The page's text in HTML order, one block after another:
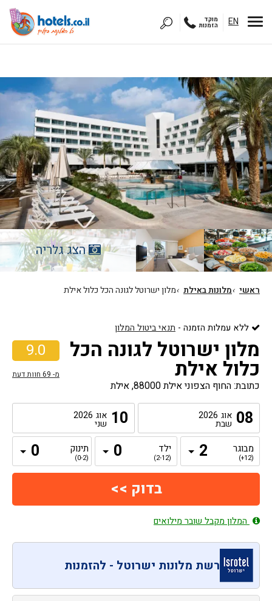
EN מוקד
הזמנות
הצג גלריה
ראשי ›מלונות באילת ›מלון ישרוטל לגונה הכל כלול אילת
ללא עמלות הזמנה - תנאי ביטול המלון
9.0
מ- 69 חוות דעת
מלון ישרוטל לגונה הכל
כלול אילת
כתובת: החוף הצפוני אילת 88000, אילת
08 אוג 2026
שבת 10 אוג 2026
שני
מבוגר
(12+)
ילד
(2-12)
תינוק
(0-2)
המלון מקבל שובר מילואים
רשת מלונות ישרוטל - להזמנות